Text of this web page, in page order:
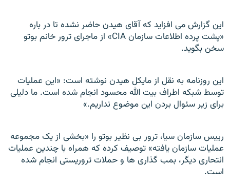
اين گزارش می افزايد که آقای هيدن حاضر نشده تا در باره
«پشت پرده اطلاعات سازمان CIA» از ماجرای ترور خانم بوتو
سخن بگويد.
اين روزنامه به نقل از مايکل هيدن نوشته است: «اين عمليات
توسط شبکه اطراف بيت الله محسود انجام شده است. ما دليلی
برای زير سئوال بردن اين موضوع نداريم.»
رييس سازمان سيا، ترور بی نظير بوتو را «بخشی از يک مجموعه
عمليات سازمان يافته» توصيف کرده که همراه با چندين عمليات
انتحاری ديگر، بمب گذاری ها و حملات تروريستی انجام شده
است.